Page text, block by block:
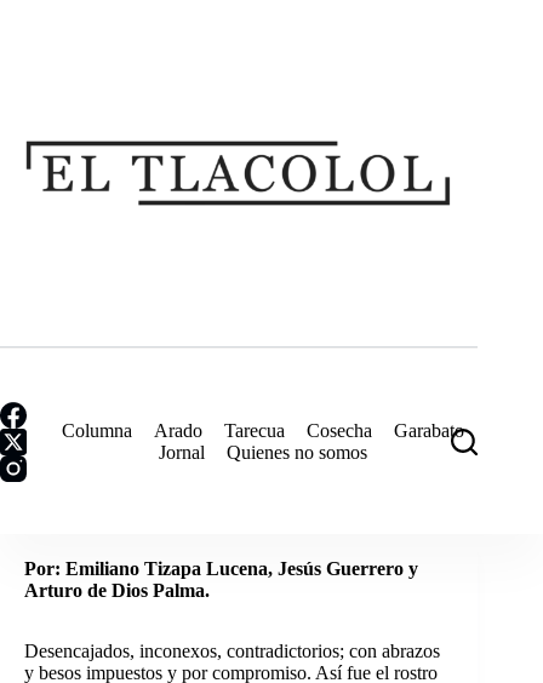
Columna Arado Tarecua Cosecha
Garabato
Jornal
Quienes no somos
Por: Emiliano Tizapa Lucena, Jesús Guerrero y
Arturo de Dios Palma.
Desencajados, inconexos, contradictorios; con abrazos
y besos impuestos y por compromiso. Así fue el rostro